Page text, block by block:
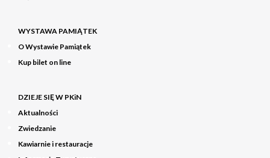
WYSTAWA PAMIĄTEK
O Wystawie Pamiątek
Kup bilet on line
DZIEJE SIĘ W PKiN
Aktualności
Zwiedzanie
Kawiarnie i restauracje